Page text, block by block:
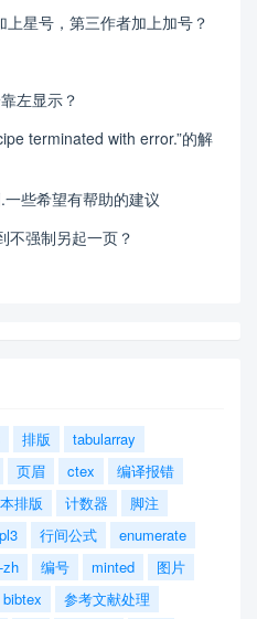
星号，第三作者加上加号？
左显示？
terminated with error.”的解
些希望有帮助的建议
不强制另起一页？
排版
tabularray
页眉 ctex
编译报错
排版 计数器
脚注
行间公式
enumerate
zh 编号 minted
图片
bibtex
参考文献处理